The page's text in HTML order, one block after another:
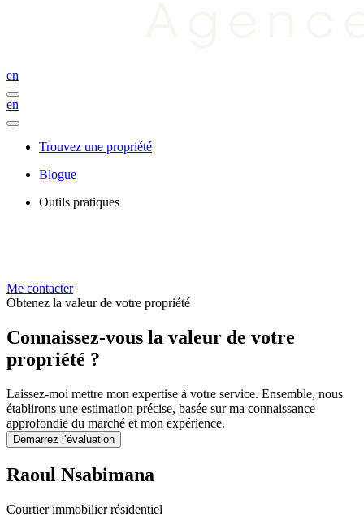
en
en
Trouvez une propriété
Blogue
Outils pratiques
Me contacter
Obtenez la valeur de votre propriété
Connaissez-vous la valeur de votre
propriété ?
Laissez-moi mettre mon expertise à votre service. Ensemble, nous
établirons une estimation précise, basée sur ma connaissance
approfondie du marché et mon expérience.
Démarrez l’évaluation
Raoul Nsabimana
Courtier immobilier résidentiel